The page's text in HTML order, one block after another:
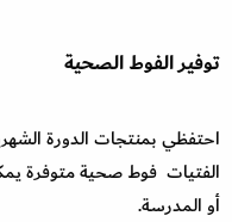
توفير الفوط الصحية
احتفظي بمنتجات الدورة
الفتيات فوط صحية متوفرة
أو المدرسة.